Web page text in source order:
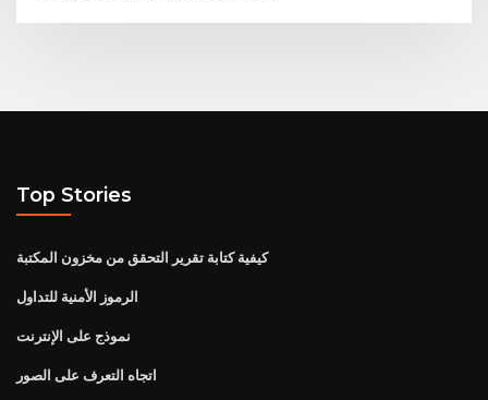
Top Stories
كيفية كتابة تقرير التحقق من مخزون المكتبة
الرموز الأمنية للتداول
نموذج على الإنترنت
اتجاه التعرف على الصور